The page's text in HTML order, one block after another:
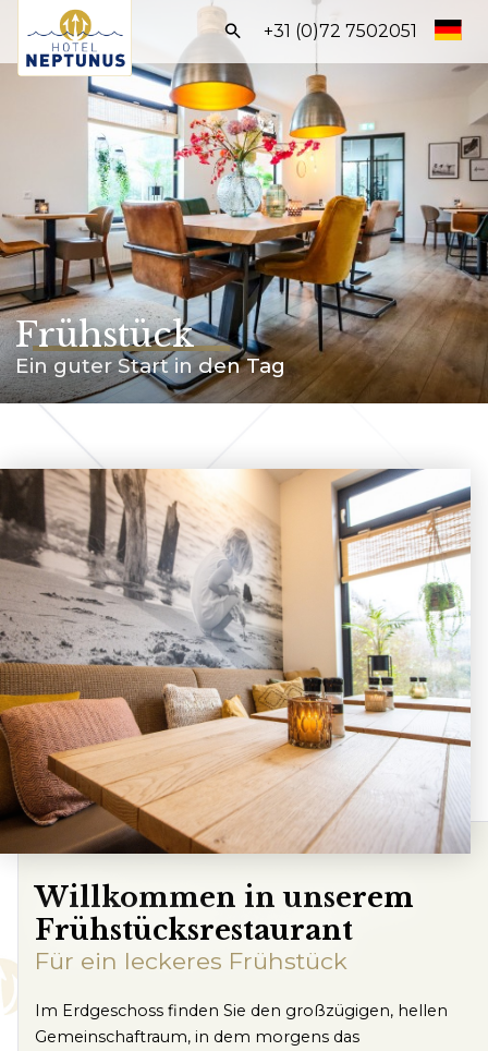
Frontend
search:
+31 (0)72 7502051
Arrangements
Einrichtungen
Entdecke Egmond
BUCHEN SIE DIREKT
Kundenservice
Häufig gestellte Fragen
Kontakt
Route
Frühstück
Ein guter Start in den Tag
Willkommen in unserem
Frühstücksrestaurant
Für ein leckeres Frühstück
Im Erdgeschoss finden Sie den großzügigen, hellen
Gemeinschaftraum, in dem morgens das